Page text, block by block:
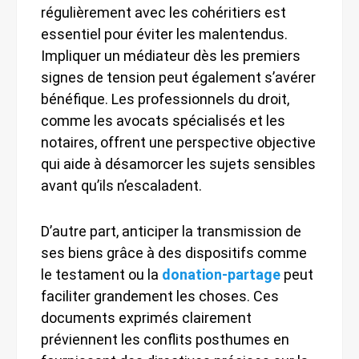
régulièrement avec les cohéritiers est
essentiel pour éviter les malentendus.
Impliquer un médiateur dès les premiers
signes de tension peut également s’avérer
bénéfique. Les professionnels du droit,
comme les avocats spécialisés et les
notaires, offrent une perspective objective
qui aide à désamorcer les sujets sensibles
avant qu’ils n’escaladent.
D’autre part, anticiper la transmission de
ses biens grâce à des dispositifs comme
le testament ou la donation-partage peut
faciliter grandement les choses. Ces
documents exprimés clairement
préviennent les conflits posthumes en